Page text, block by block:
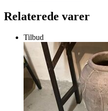
antal
Relaterede varer
Tilbud